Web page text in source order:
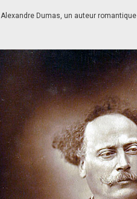
Alexandre Dumas, un auteur romantique